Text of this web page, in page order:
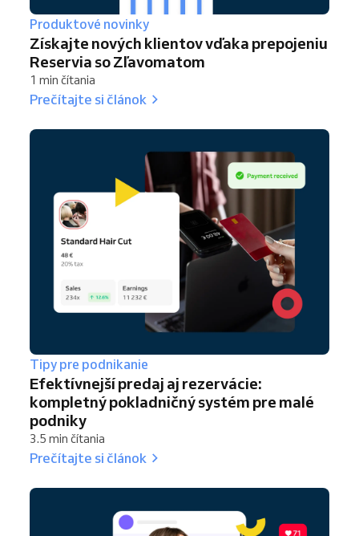
Produktové novinky
Získajte nových klientov vďaka prepojeniu
Reservia so Zľavomatom
1 min čítania
Prečítajte si článok
Tipy pre podnikanie
Efektívnejší predaj aj rezervácie:
kompletný pokladničný systém pre malé
podniky
3.5 min čítania
Prečítajte si článok